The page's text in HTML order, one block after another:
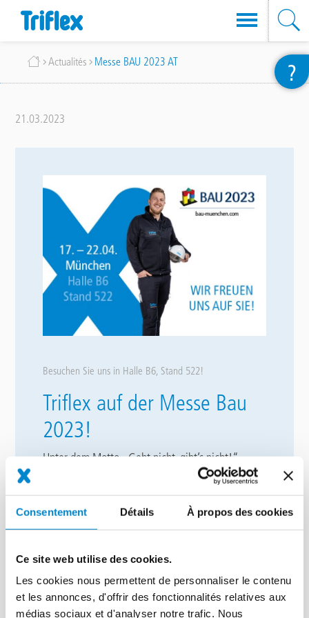
Consentement Détails À propos des cookies
Ce site web utilise des cookies.
Les cookies nous permettent de personnaliser le contenu
et les annonces, d'offrir des fonctionnalités relatives aux
médias sociaux et d'analyser notre trafic. Nous
contenu
Fil
d'Ariane
Actualités Messe BAU 2023 AT
21.03.2023
Besuchen Sie uns in Halle B6, Stand 522!
Triflex auf der Messe Bau
2023!
Unter dem Motto „Geht nicht, gibt’s nicht!“
demonstriert Triflex bei der BAU 2023 vom 17.–
Flüssigkunststoff. Auf 120m
werden Lösungen in
den verschiedenen Anwendungsbereichen
Infrastruktur präsentiert.
Erstmalig ist Triflex auch in derHalle B0, Stand
105mit ihren Partnern Profine, Siegenia, Schöck
?